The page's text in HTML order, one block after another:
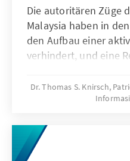
Die autoritären Züge
Malaysia haben in
den Aufbau einer
verhindert, und eine
Erosion von
Versammlung,
Internet hier
S. Knirsch und Patrick
Dr. Thomas S. Knirsch,